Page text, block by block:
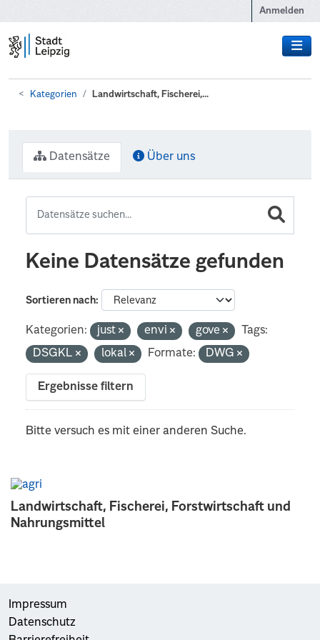
Anmelden
Kategorien Landwirtschaft, Fischerei,...
Landwirtschaft, Fischerei, Forstwirtschaft und
Nahrungsmittel
Datensätze Über uns
Keine Datensätze gefunden
Sortieren nach
Kategorien: just envi gove
Tags:
DSGKL
lokal Formate: DWG
Ergebnisse filtern
Bitte versuch es mit einer anderen Suche.
Impressum
Datenschutz